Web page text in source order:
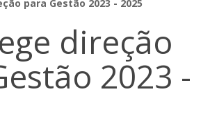
para Gestão 2023 - 2025
direção
2023 -